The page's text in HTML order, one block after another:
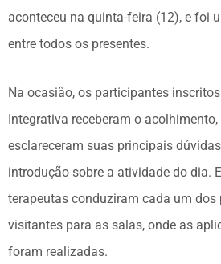
aconteceu na quinta-feira (12), e foi
entre todos os presentes.
Na ocasião, os participantes
Integrativa receberam o
esclareceram suas principais
introdução sobre a atividade do dia.
terapeutas conduziram cada um dos
visitantes para as salas, onde as
foram realizadas.